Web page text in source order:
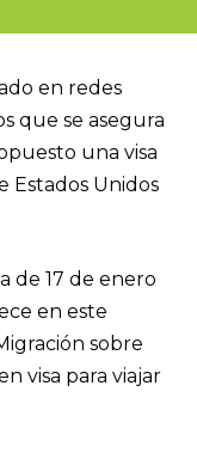
en redes
que se asegura
una visa
Estados Unidos
de 17 de enero
en este
sobre
visa para viajar